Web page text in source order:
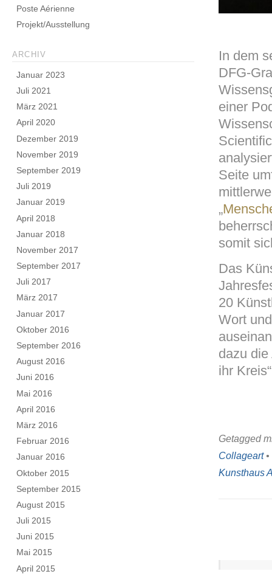
In dem
DFG-
einer
Seite
„
somit
Das
20
Wort
dazu
ihr
Getagged
Collageart•
Kunsthaus
Poste Aérienne
Projekt/Ausstellung
ARCHIV
Januar 2023
Juli 2021
März 2021
April 2020
Dezember 2019
November 2019
September 2019
Juli 2019
Januar 2019
April 2018
Januar 2018
November 2017
September 2017
Juli 2017
März 2017
Januar 2017
Oktober 2016
September 2016
August 2016
Juni 2016
Mai 2016
April 2016
März 2016
Februar 2016
Januar 2016
Oktober 2015
September 2015
August 2015
Juli 2015
Juni 2015
Mai 2015
April 2015